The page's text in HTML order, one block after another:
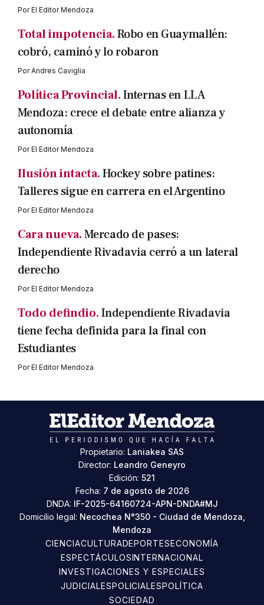
PorEl Editor Mendoza
Total impotencia.Robo en Guaymallén:
cobró, caminó y lo robaron
PorAndres Caviglia
Política Provincial.Internas en LLA
Mendoza: crece el debate entre alianza y
autonomía
PorEl Editor Mendoza
Ilusión intacta.Hockey sobre patines:
Talleres sigue en carrera en el Argentino
PorEl Editor Mendoza
Cara nueva.Mercado de pases:
Independiente Rivadavia cerró a un lateral
derecho
PorEl Editor Mendoza
Todo defindio.Independiente Rivadavia
tiene fecha definida para la final con
Estudiantes
PorEl Editor Mendoza
Propietario: Laniakea SAS
Director: Leandro Geneyro
Edición: 521
Fecha: 7 de agosto de 2026
DNDA: IF-2025-64160724-APN-DNDA#MJ
Domicilio legal: Necochea N°350 - Ciudad de Mendoza,
Mendoza
CIENCIACULTURADEPORTESECONOMÍA
ESPECTÁCULOSINTERNACIONAL
INVESTIGACIONES Y ESPECIALES
JUDICIALESPOLICIALESPOLÍTICA
SOCIEDAD